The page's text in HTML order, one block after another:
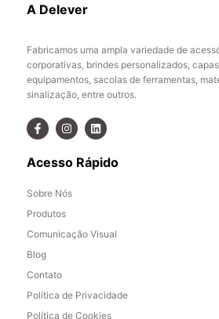
A Delever
Fabricamos uma ampla variedade de
corporativas, brindes personalizados,
equipamentos, sacolas de ferramentas,
sinalização, entre outros.
Acesso Rápido
Sobre Nós
Produtos
Comunicação Visual
Blog
Contato
Política de Privacidade
Política de Cookies